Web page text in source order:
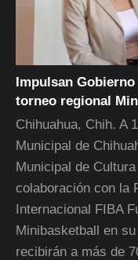
Impulsan
torneo regional
Chihuahua, Chih. A
Municipal de
Municipal de
colaboración con la
Internacional FIBA
Minibasketball en
recibirán a más de